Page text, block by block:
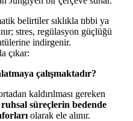
belirtiler sıklıkla tıbbi ya
stres, regülasyon güçlüğü
indirgenir.
çıkar:
çalışmaktadır?
kaldırılması gereken
ruhsal süreçlerin bedende
olarak ele alınır.